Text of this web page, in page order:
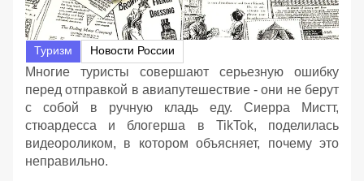
Туризм Новости России
Многие туристы совершают серьезную ошибку
перед отправкой в авиапутешествие - они не берут
с собой в ручную кладь еду. Сиеррa Мистт,
стюардесса и блогерша в TikTok, поделилась
видеороликом, в котором объясняет, почему это
неправильно.